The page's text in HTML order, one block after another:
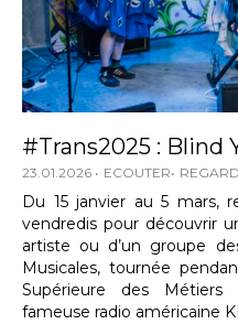
#Trans2025 : Blind
23.01.2026 ECOUTER
Du 15 janvier au 5 mars,
vendredis pour découvrir
artiste ou d’un groupe
Musicales, tournée
Supérieure des Métiers
fameuse radio américaine